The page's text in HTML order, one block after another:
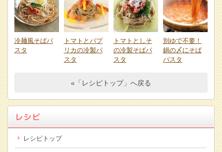
冷麺風そばパ
スタ
トマトとパプ
リカの冷製パ
スタ
トマトとしそ
の冷製そばパ
スタ
別ゆで不要！
鍋の〆にそば
パスタ
«「レシピトップ」へ戻る
レシピトップ